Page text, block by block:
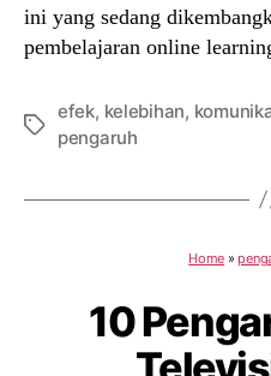
ini yang sedang
pembelajaran online
Tags
efek, kelebihan,
pengaruh
Home »
10